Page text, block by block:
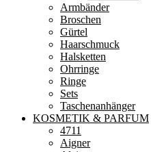
Armbänder
Broschen
Gürtel
Haarschmuck
Halsketten
Ohrringe
Ringe
Sets
Taschenanhänger
KOSMETIK & PARFUM
4711
Aigner